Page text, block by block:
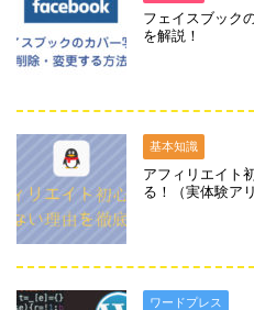
フェイスブック
を解説！
基本知識
アフィリエイト
る！（実体験アリ
ワードプレス